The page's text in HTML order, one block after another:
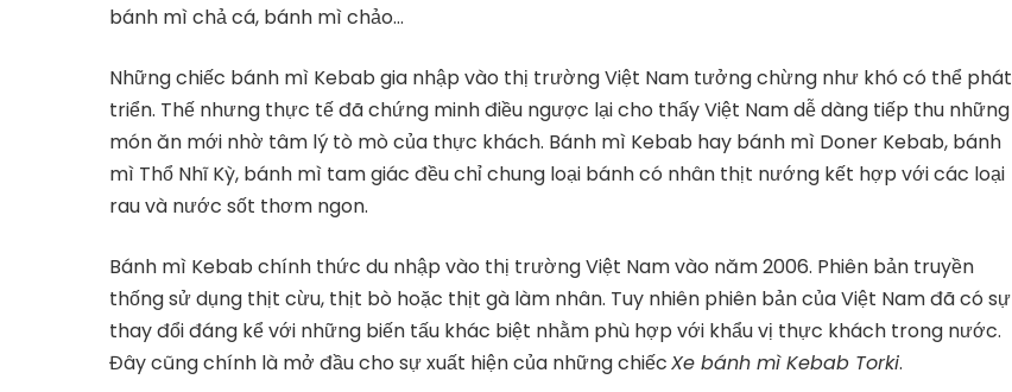
bánh mì chả cá, bánh mì chảo…
Những chiếc bánh mì Kebab gia nhập vào thị trường Việt Nam tưởng chừng như khó có thể phát
triển. Thế nhưng thực tế đã chứng minh điều ngược lại cho thấy Việt Nam dễ dàng tiếp thu những
món ăn mới nhờ tâm lý tò mò của thực khách. Bánh mì Kebab hay bánh mì Doner Kebab, bánh
mì Thổ Nhĩ Kỳ, bánh mì tam giác đều chỉ chung loại bánh có nhân thịt nướng kết hợp với các loại
rau và nước sốt thơm ngon.
Bánh mì Kebab chính thức du nhập vào thị trường Việt Nam vào năm 2006. Phiên bản truyền
thống sử dụng thịt cừu, thịt bò hoặc thịt gà làm nhân. Tuy nhiên phiên bản của Việt Nam đã có sự
thay đổi đáng kể với những biến tấu khác biệt nhằm phù hợp với khẩu vị thực khách trong nước.
Đây cũng chính là mở đầu cho sự xuất hiện của những chiếcXe bánh mì Kebab Torki.